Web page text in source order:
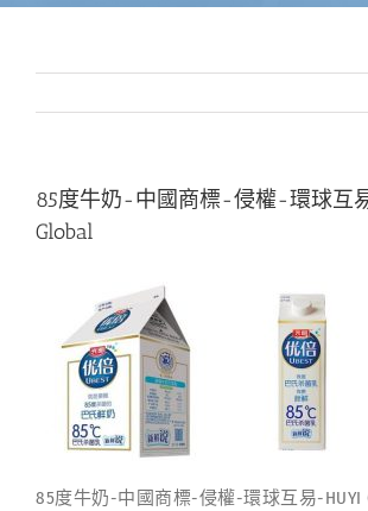
85度牛奶-中國商標-侵權-環球互
Global
85度牛奶-中國商標-侵權-環球互易-HUYI